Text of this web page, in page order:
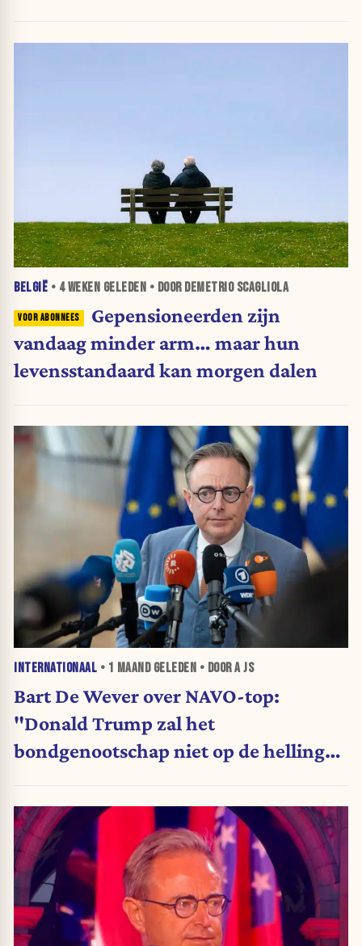
BELGIË • 4 WEKEN GELEDEN • DOOR DEMETRIO SCAGLIOLA
Gepensioneerden zijn
vandaag minder arm… maar hun
levensstandaard kan morgen dalen
INTERNATIONAAL • 1 MAANDGELEDEN • DOOR A JS
Bart De Wever over NAVO-top:
"Donald Trump zal het
bondgenootschap niet op de helling